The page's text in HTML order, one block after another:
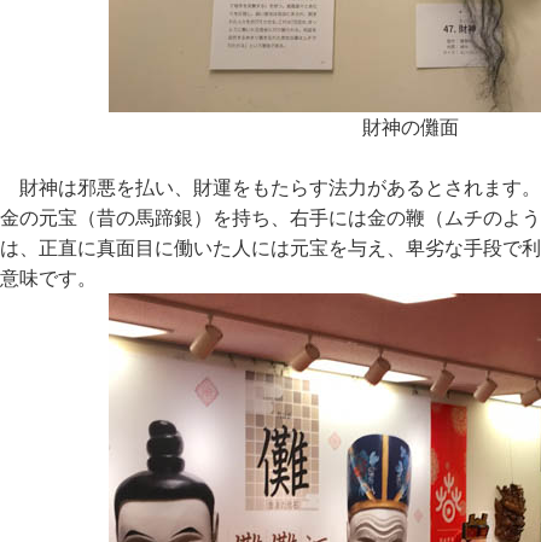
財神の儺面
財神は邪悪を払い、財運をもたらす法力があるとされます
金の元宝（昔の馬蹄銀）を持ち、右手には金の鞭（ムチのよ
は、正直に真面目に働いた人には元宝を与え、卑劣な手段で
意味です。